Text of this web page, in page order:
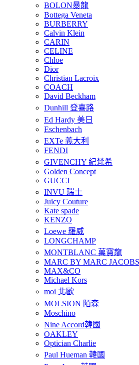
BOLON暴龍
Bottega Veneta
BURBERRY
Calvin Klein
CARIN
CELINE
Chloe
Dior
Christian Lacroix
COACH
David Beckham
Dunhill 登喜路
Ed Hardy 美日
Eschenbach
EXTe 義大利
FENDI
GIVENCHY 紀梵希
Golden Concept
GUCCI
INVU 瑞士
Juicy Couture
Kate spade
KENZO
Loewe 羅威
LONGCHAMP
MONTBLANC 萬寶龍
MARC BY MARC JACOBS
MAX&CO
Michael Kors
moi 北歐
MOLSION 陌森
Moschino
Nine Accord韓國
OAKLEY
Optician Charlie
Paul Hueman 韓國